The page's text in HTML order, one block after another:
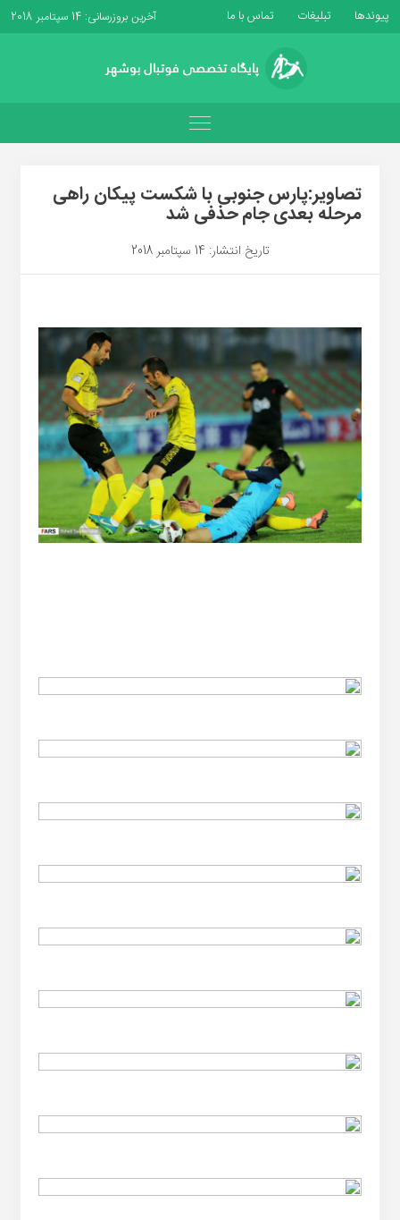
پیوندها تبلیغات تماس با ما آخرین بروزرسانی: 14 سپتامبر 2018
تصاویر:پارس جنوبی با شکست پیکان راهی
مرحله بعدی جام حذفی شد
تاریخ انتشار: 14 سپتامبر 2018